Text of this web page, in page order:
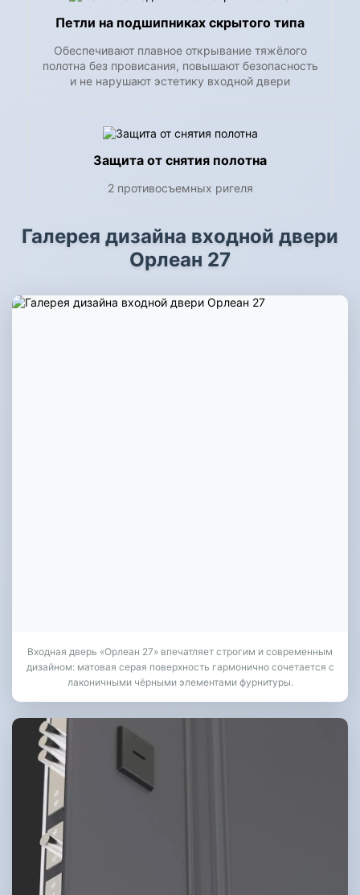
Петли на подшипниках скрытого типа
Обеспечивают плавное открывание тяжёлого
полотна без провисания, повышают безопасность
и не нарушают эстетику входной двери
Защита от снятия полотна
2 противосъемных ригеля
Галерея дизайна входной двери
Орлеан 27
Входная дверь «Орлеан 27» впечатляет строгим и современным
дизайном: матовая серая поверхность гармонично сочетается с
лаконичными чёрными элементами фурнитуры.